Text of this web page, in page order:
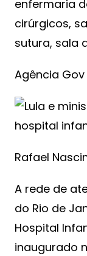
enfermaria
cirúrgicos,
sutura, sala
Agência
Rafael
A rede de
do Rio de
Hospital
inaugurado